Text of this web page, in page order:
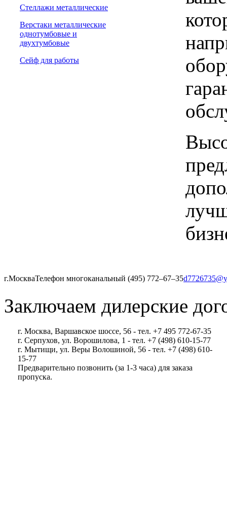
Стеллажи металлические
Верстаки металлические
однотумбовые и
двухтумбовые
Сейф для работы
г.МоскваТелефон многоканальный (495) 772‒67‒35
Заключаем дилерские
г. Москва, Варшавское шоссе, 56 - тел. +7 495 772-67-35
г. Серпухов, ул. Ворошилова, 1 - тел. +7 (498) 610-15-77
г. Мытищи, ул. Веры Волошиной, 56 - тел. +7 (498) 610-
15-77
Предварительно позвонить (за 1-3 часа) для заказа
пропуска.